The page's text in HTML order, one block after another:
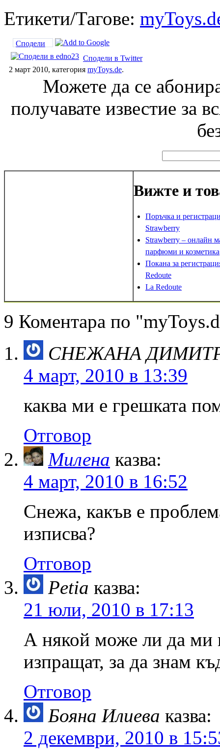
Етикети/Тагове:
Сподели
Сподели в Twitter
2 март 2010, категория myToys.de.
Можете да се
получавате известие за
Вижте и
Поръчка и
Strawberry
Strawberry – онлайн
парфюми и козметика
Покана за
Redoute
La Redoute
9 Коментара по
СНЕЖАНА
4 март, 2010 в 13:39
каква ми е грешката
Отговор
Милена казва:
4 март, 2010 в 16:52
Снежа, какъв е
изписва?
Отговор
Petia казва:
21 юли, 2010 в 17:13
А някой може ли да ми
изпращат, за да знам
Отговор
Бояна Илиева казва:
2 декември, 2010 в